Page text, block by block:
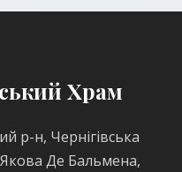
Храм
р-н, Чернігівська
Де Бальмена,